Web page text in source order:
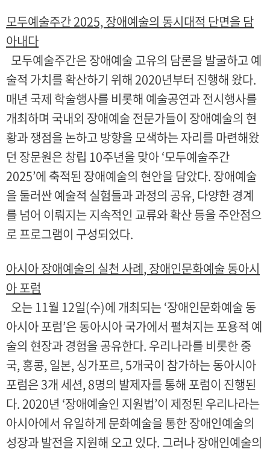
모두예술주간 2025,장애예술의 동시대적 단면을 담
아내다
모두예술주간은 장애예술 고유의 담론을 발굴하고 예
술적 가치를 확산하기 위해 2020년부터 진행해 왔다.
매년 국제 학술행사를 비롯해 예술공연과 전시행사를
개최하며 국내외 장애예술 전문가들이 장애예술의 현
황과 쟁점을 논하고 방향을 모색하는 자리를 마련해왔
던 장문원은 창립 10주년을 맞아 ‘모두예술주간
2025’에 축적된 장애예술의 현안을 담았다. 장애예술
을 둘러싼 예술적 실험들과 과정의 공유, 다양한 경계
를 넘어 이뤄지는 지속적인 교류와 확산 등을 주안점으
로 프로그램이 구성되었다.
아시아 장애예술의 실천 사례,장애인문화예술 동아시
아 포럼
오는 11월 12일(수)에 개최되는 ‘장애인문화예술 동
아시아 포럼’은 동아시아 국가에서 펼쳐지는 포용적 예
술의 현장과 경험을 공유한다. 우리나라를 비롯한 중
국, 홍콩, 일본, 싱가포르, 5개국이 참가하는 동아시아
포럼은 3개 세션, 8명의 발제자를 통해 포럼이 진행된
다. 2020년 ‘장애예술인 지원법’이 제정된 우리나라는
아시아에서 유일하게 문화예술을 통한 장애인예술의
성장과 발전을 지원해 오고 있다. 그러나 장애인예술의